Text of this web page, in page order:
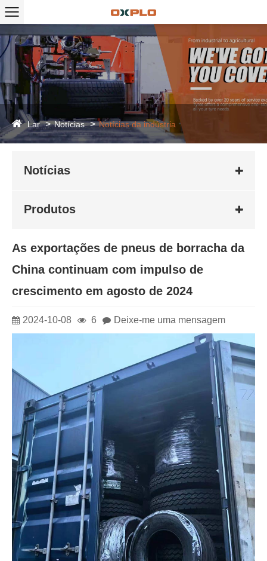
Lar Notícias Notícias da indústria
Notícias
Produtos
As exportações de pneus de borracha da
China continuam com impulso de
crescimento em agosto de 2024
2024-10-08 6 Deixe-me uma mensagem